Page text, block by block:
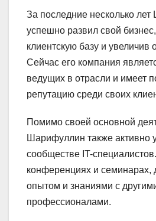
За последние несколько
успешно развил свой
клиентскую базу и
Сейчас его компания
ведущих в отрасли и имеет
репутацию среди своих
Помимо своей основной
Шарифуллин также активно
сообществе IT-
конференциях и семинарах,
опытом и знаниями с
профессионалами.